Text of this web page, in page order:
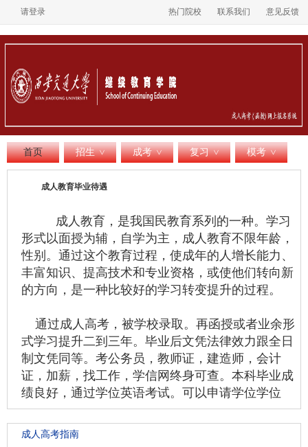
请登录 热门院校 联系我们 意见反馈
首页 招生 > 成考 > 复习 > 模考 >
成人教育毕业待遇
成人教育，是我国民教育系列的一种。学习
形式以面授为辅，自学为主，成人教育不限年龄，
性别。通过这个教育过程，使成年的人增长能力、
丰富知识、提高技术和专业资格，或使他们转向新
的方向，是一种比较好的学习转变提升的过程。
通过成人高考，被学校录取。再函授或者业余形
式学习提升二到三年。毕业后文凭法律效力跟全日
制文凭同等。考公务员，教师证，建造师，会计
证，加薪，找工作，学信网终身可查。本科毕业成
绩良好，通过学位英语考试。可以申请学位学位
成人高考指南